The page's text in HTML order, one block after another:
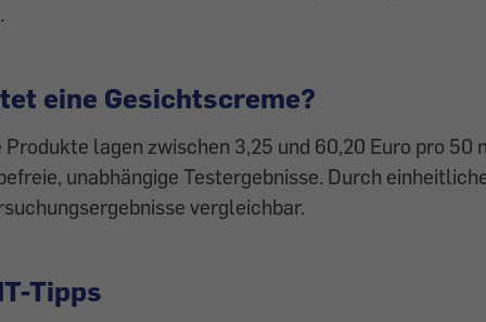
eine Gesichtscreme?
Produkte lagen zwischen 3,25 und 60,20 Euro pro 50
unabhängige Testergebnisse. Durch
vergleichbar.
Tipps